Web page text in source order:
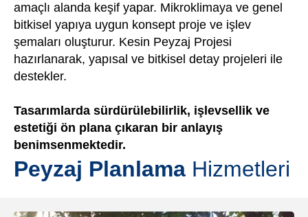
Peyzaj Planlama Hizmetleri
amaçlı alanda keşif yapar. Mikroklimaya ve genel
bitkisel yapıya uygun konsept proje ve işlev
şemaları oluşturur. Kesin Peyzaj Projesi
hazırlanarak, yapısal ve bitkisel detay projeleri ile
destekler.
Tasarımlarda sürdürülebilirlik, işlevsellik ve
estetiği ön plana çıkaran bir anlayış
benimsenmektedir.